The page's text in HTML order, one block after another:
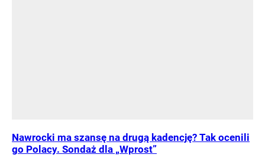
Nawrocki ma szansę na drugą kadencję? Tak ocenili
go Polacy. Sondaż dla „Wprost”